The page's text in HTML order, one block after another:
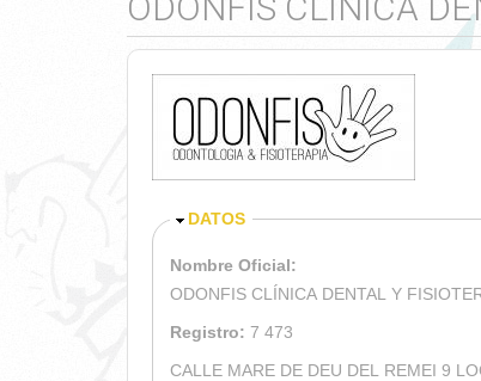
OCULTAR
DATOS
Nombre Oficial:
ODONFIS CLÍNICA DENTAL Y
Registro: 7 473
CALLE MARE DE DEU DEL REMEI 9